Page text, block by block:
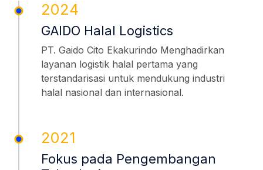
2024
GAIDO Halal Logistics
PT. Gaido Cito Ekakurindo Menghadirkan
layanan logistik halal pertama yang
terstandarisasi untuk mendukung industri
halal nasional dan internasional.
2021
Fokus pada Pengembangan